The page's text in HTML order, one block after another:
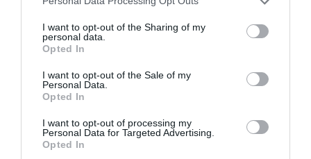
not limited to your visit or usage behaviour. You may click to
grant or deny consent to Google and its third-party tags to
use your data for below specified purposes in below Google
consent section.
I want to opt-out of the Sharing of my
personal data.
Opted In
I want to opt-out of the Sale of my
Personal Data.
Opted In
I want to opt-out of processing my
Personal Data for Targeted Advertising.
Opted In
Live Science (@live_science) által megosztott bejegyzés
Az egyik sír egy
ezüst díszítette, jobb oldalán pedig egy bőrből
készült tarsolyt helyeztek el, amelyet ezüstlemez
borított. A régészek leírása szerint a bal kezén egy
aranygyűrűt viselt kék üvegberakással, lábait pedig
díszes ezüst kar- és bokaperecek ékesítették.